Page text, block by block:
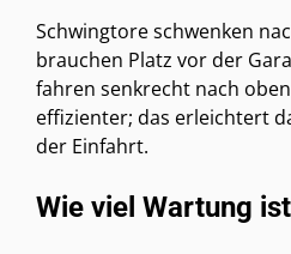
Schwingtore schwenken
brauchen Platz vor der
fahren senkrecht nach
effizienter; das erleichtert
der Einfahrt.
Wie viel Wartung